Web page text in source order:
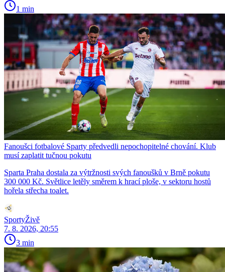
1 min
Fanoušci fotbalové Sparty předvedli nepochopitelné chování. Klub
musí zaplatit tučnou pokutu
Sparta Praha dostala za výtržnosti svých fanoušků v Brně pokutu
300 000 Kč. Světlice letěly směrem k hrací ploše, v sektoru hostů
hořela střecha toalet.
SportyŽivě
7. 8. 2026, 20:55
3 min